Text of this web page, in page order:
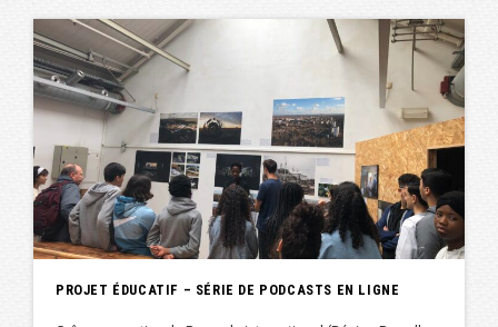
PROJET ÉDUCATIF – SÉRIE DE PODCASTS EN LIGNE